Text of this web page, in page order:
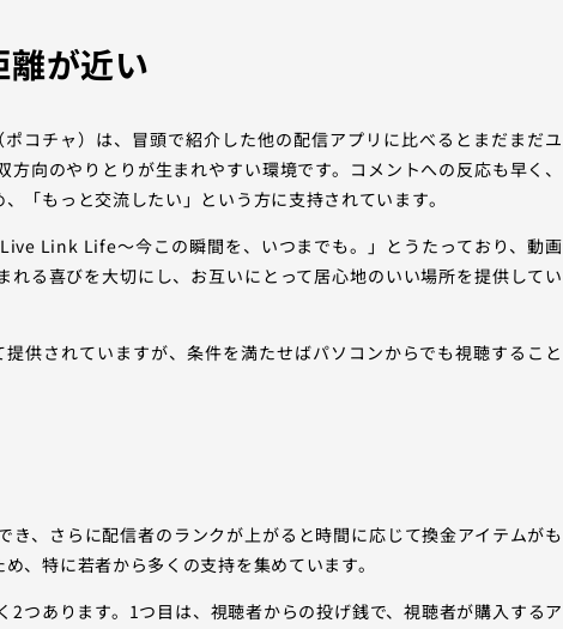
が近い
コチャ）は、冒頭で紹介した他の配信アプリに比べるとまだまだユ
向のやりとりが生まれやすい環境です。コメントへの反応も早く、
「もっと交流したい」という方に支持されています。
Link Life～今この瞬間を、いつまでも。」とうたっており、動画
る喜びを大切にし、お互いにとって居心地のいい場所を提供してい
供されていますが、条件を満たせばパソコンからでも視聴すること
、さらに配信者のランクが上がると時間に応じて換金アイテムがも
、特に若者から多くの支持を集めています。
つあります。1つ目は、視聴者からの投げ銭で、視聴者が購入するア